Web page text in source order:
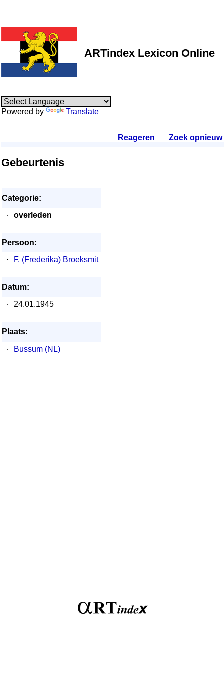
ARTindex Lexicon Online
Powered by Translate
Reageren Zoek opnieuw.
Gebeurtenis
Categorie:
·
overleden
Persoon:
·
F. (Frederika) Broeksmit
Datum:
·
24.01.1945
Plaats:
·
Bussum (NL)